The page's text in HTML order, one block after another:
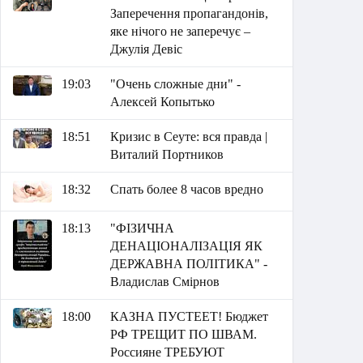
Заперечення пропагандонів,
яке нічого не заперечує –
Джулія Девіс
19:03
"Очень сложные дни" -
Алексей Копытько
18:51
Кризис в Сеуте: вся правда |
Виталий Портников
18:32 Спать более 8 часов вредно
18:13
"ФІЗИЧНА
ДЕНАЦІОНАЛІЗАЦІЯ ЯК
ДЕРЖАВНА ПОЛІТИКА" -
Владислав Смірнов
18:00
КАЗНА ПУСТЕЕТ! Бюджет
РФ ТРЕЩИТ ПО ШВАМ.
Россияне ТРЕБУЮТ